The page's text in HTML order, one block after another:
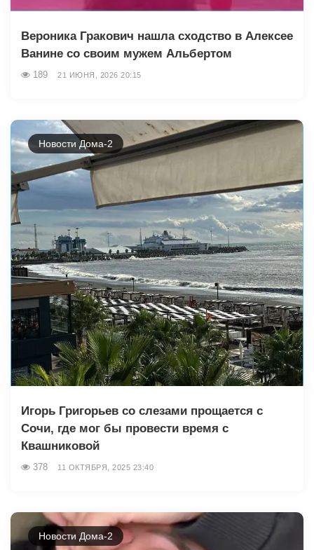
Вероника Гракович нашла сходство в Алексее
Ванине со своим мужем Альбертом
189 21 ИЮНЯ, 2026 20:15
Новости Дома-2
Игорь Григорьев со слезами прощается с
Сочи, где мог бы провести время с
Квашниковой
378 11 ОКТЯБРЯ, 2025 23:40
Новости Дома-2